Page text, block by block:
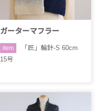
ガーターマフラー
item
「匠」輪針-S 60cm
15号